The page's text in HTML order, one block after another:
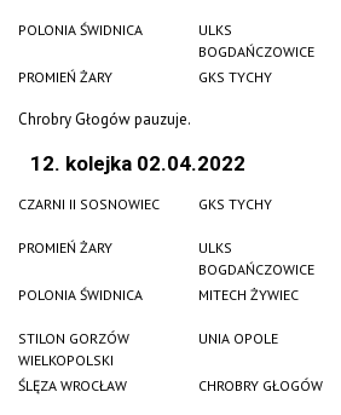
POLONIA ŚWIDNICA
ULKS
BOGDAŃCZOWICE
PROMIEŃ ŻARY GKS TYCHY
Chrobry Głogów pauzuje.
12. kolejka 02.04.2022
CZARNI II SOSNOWIEC GKS TYCHY
PROMIEŃ ŻARY
ULKS
BOGDAŃCZOWICE
POLONIA ŚWIDNICA MITECH ŻYWIEC
STILON GORZÓW
WIELKOPOLSKI
UNIA OPOLE
ŚLĘZA WROCŁAW CHROBRY GŁOGÓW